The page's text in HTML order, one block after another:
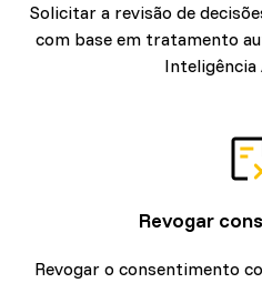
Solicitar a revisão de
com base em tratamento
Revogar
Revogar o consentimento